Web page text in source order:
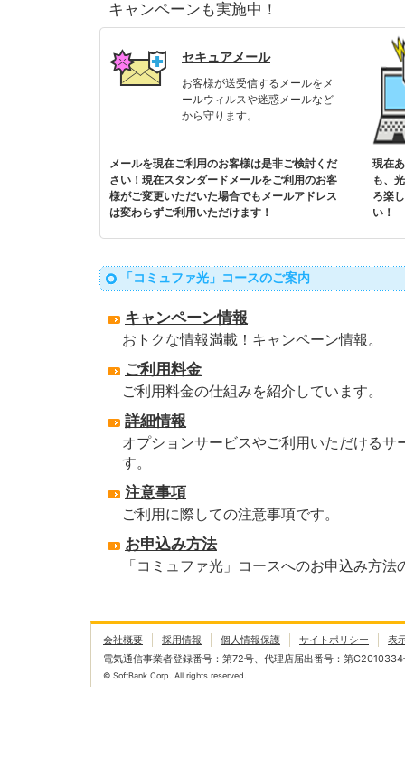
キャンペーンも実施中！
セキュアメール
お客様が送受信するメールをメ
ールウィルスや迷惑メールなど
から守ります。
メールを現在ご利用のお客様は是非ご検討くだ
さい！現在スタンダードメールをご利用のお客
様がご変更いただいた場合でもメールアドレス
は変わらずご利用いただけます！
現在
も、
ろ楽
い！
「コミュファ光」コースのご案内
キャンペーン情報
おトクな情報満載！キャンペーン情報。
ご利用料金
ご利用料金の仕組みを紹介しています。
詳細情報
オプションサービスやご利用いただけるサ
す。
注意事項
ご利用に際しての注意事項です。
お申込み方法
「コミュファ光」コースへのお申込み方法
会社概要 採用情報 個人情報保護 サイトポリシー
表
電気通信事業者登録番号：第72号、代理店届出番号：第C2010334
© SoftBank Corp. All rights reserved.